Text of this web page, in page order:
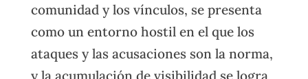
comunidad y los vínculos, se presenta
como un entorno hostil en el que los
ataques y las acusaciones son la norma,
y la acumulación de visibilidad se logra